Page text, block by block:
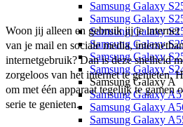
Samsung Galaxy
Samsung Galaxy
Samsung Galaxy
Samsung Galaxy
Samsung Galaxy
Samsung Galaxy
Samsung Galaxy A
Samsung Galaxy
Samsung Galaxy
Samsung Galaxy
Woon jij alleen en gebruik jij je internet
van je mail en sociale media,
internetgebruik? Dan is deze snelheid
zorgeloos van het internet te genieten.
om met één apparaat tegelijk te gamen
serie te genieten.